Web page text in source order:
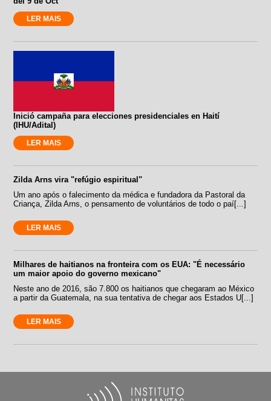
LER MAIS
Inició campaña para elecciones presidenciales en Haití
(IHU/Adital)
LER MAIS
Zilda Arns vira "refúgio espiritual"
Um ano após o falecimento da médica e fundadora da Pastoral da
Criança, Zilda Arns, o pensamento de voluntários de todo o paí[...]
LER MAIS
Milhares de haitianos na fronteira com os EUA: "É necessário
um maior apoio do governo mexicano"
Neste ano de 2016, são 7.800 os haitianos que chegaram ao México
a partir da Guatemala, na sua tentativa de chegar aos Estados U[...]
LER MAIS